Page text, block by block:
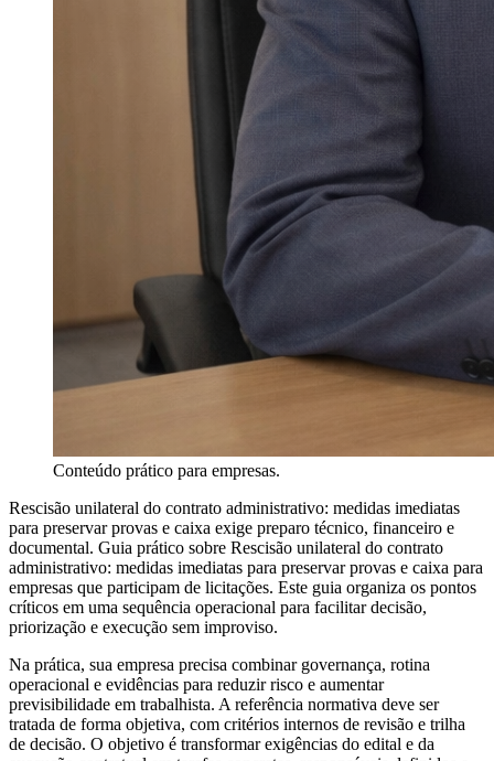
Conteúdo prático para empresas.
Rescisão unilateral do contrato administrativo: medidas imediatas
para preservar provas e caixa exige preparo técnico, financeiro e
documental. Guia prático sobre Rescisão unilateral do contrato
administrativo: medidas imediatas para preservar provas e caixa para
empresas que participam de licitações. Este guia organiza os pontos
críticos em uma sequência operacional para facilitar decisão,
priorização e execução sem improviso.
Na prática, sua empresa precisa combinar governança, rotina
operacional e evidências para reduzir risco e aumentar
previsibilidade em trabalhista. A referência normativa deve ser
tratada de forma objetiva, com critérios internos de revisão e trilha
de decisão. O objetivo é transformar exigências do edital e da